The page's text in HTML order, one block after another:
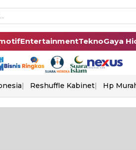
EntertainmentTeknoGaya
Reshuffle Kabinet Hp